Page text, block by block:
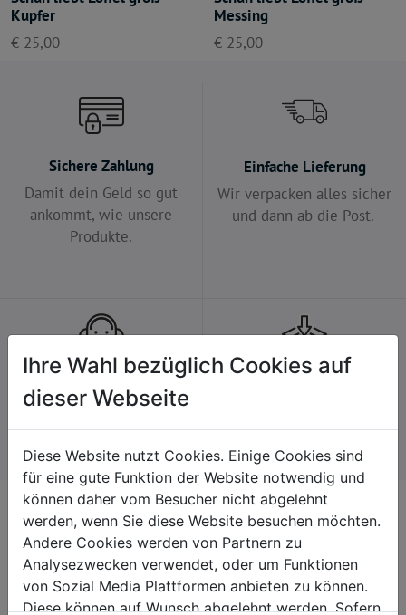
Kupfer
€ 25,00
Messing
€ 25,00
Sichere Zahlung
Damit dein Geld so gut
ankommt, wie unsere
Produkte.
Einfache Lieferung
Wir verpacken alles sicher
und dann ab die Post.
Wir nehmen uns gerne Zeit
für dich.
dir anders überlegst.
Kontakt
+43 7235 / 63251 664
onlineshop@diakoniewerk.at
Martin-Boos-Straße 4
Ihre Wahl bezüglich Cookies auf
dieser Webseite
Diese Website nutzt Cookies. Einige Cookies sind
für eine gute Funktion der Website notwendig und
können daher vom Besucher nicht abgelehnt
werden, wenn Sie diese Website besuchen möchten.
Andere Cookies werden von Partnern zu
Analysezwecken verwendet, oder um Funktionen
von Sozial Media Plattformen anbieten zu können.
Diese können auf Wunsch abgelehnt werden. Sofern